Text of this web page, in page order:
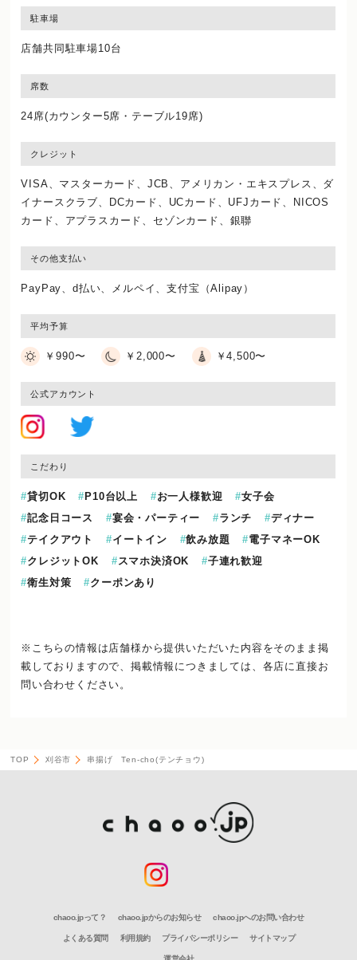
駐車場
店舗共同駐車場10台
席数
24席(カウンター5席・テーブル19席)
クレジット
VISA、マスターカード、JCB、アメリカン・エキスプレス、ダ
イナースクラブ、DCカード、UCカード、UFJカード、NICOS
カード、アプラスカード、セゾンカード、銀聯
その他支払い
PayPay、d払い、メルペイ、支付宝（Alipay）
平均予算
￥990〜 ￥2,000〜 ￥4,500〜
公式アカウント
こだわり
貸切OK P10台以上 お一人様歓迎
女子会
記念日コース
宴会・パーティー ランチ
ディナー
テイクアウト
イートイン 飲み放題
電子マネーOK
クレジットOK
スマホ決済OK
子連れ歓迎
衛生対策
クーポンあり
※こちらの情報は店舗様から提供いただいた内容をそのまま掲
載しておりますので、掲載情報につきましては、各店に直接お
問い合わせください。
TOP 刈谷市 串揚げ Ten-cho(テンチョウ)
chaoo.jpって？ chaoo.jpからのお知らせ chaoo.jpへのお問い合わせ
よくある質問 利用規約 プライバシーポリシー サイトマップ